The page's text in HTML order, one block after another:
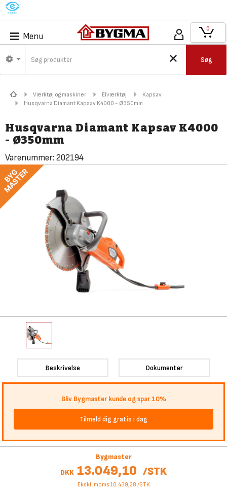
M
Menu
Søg
0
Værktøj og maskiner Elværktøj
Kapsav
Husqvarna Diamant Kapsav K4000 - Ø350mm
Husqvarna Diamant Kapsav K4000
- Ø350mm
Varenummer: 202194
Beskrivelse Dokumenter
Bliv Bygmaster kunde og spar 10%
Tilmeld dig gratis i dag
Bygmaster
DKK 13.049,10 /STK
Ekskl. moms 10.439,28 /STK